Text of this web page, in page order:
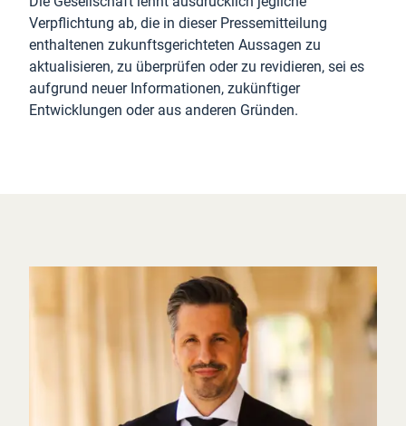
Verpflichtung ab, die in dieser Pressemitteilung
enthaltenen zukunftsgerichteten Aussagen zu
aktualisieren, zu überprüfen oder zu revidieren, sei es
aufgrund neuer Informationen, zukünftiger
Entwicklungen oder aus anderen Gründen.